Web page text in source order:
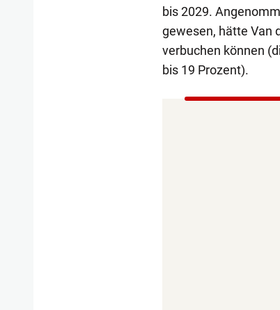
bis 2029.
gewesen, hätte Van
verbuchen können
bis 19 Prozent).